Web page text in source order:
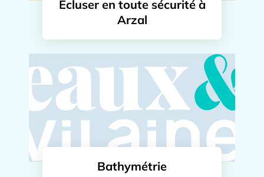
Écluser en toute sécurité à
Arzal
Bathymétrie